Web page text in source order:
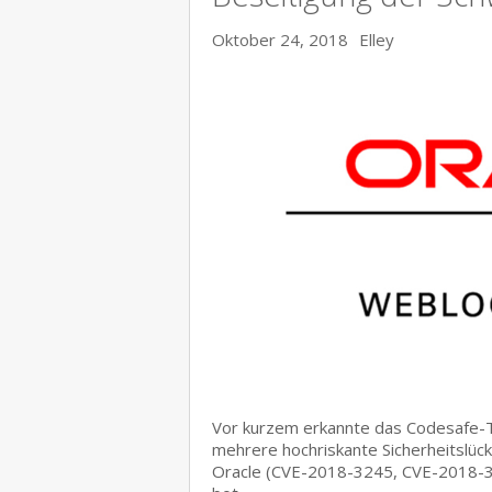
Oktober 24, 2018 Elley
Vor kurzem erkannte das
mehrere hochriskante
Oracle (CVE-2018-3245, CVE-